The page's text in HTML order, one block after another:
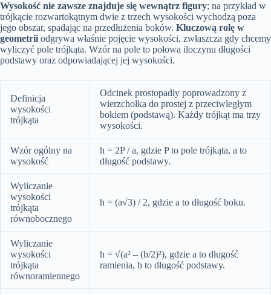
Wysokość nie zawsze znajduje się wewnątrz figury; na przykład w
trójkącie rozwartokątnym dwie z trzech wysokości wychodzą poza
jego obszar, spadając na przedłużenia boków. Kluczową rolę w
geometrii odgrywa właśnie pojęcie wysokości, zwłaszcza gdy chcemy
wyliczyć pole trójkąta. Wzór na pole to połowa iloczynu długości
podstawy oraz odpowiadającej jej wysokości.
Definicja
wysokości
trójkąta
Odcinek prostopadły poprowadzony z
wierzchołka do prostej z przeciwległym
bokiem (podstawą). Każdy trójkąt ma trzy
wysokości.
Wzór ogólny na
wysokość
h = 2P / a, gdzie P to pole trójkąta, a to
długość podstawy.
Wyliczanie
wysokości
trójkąta
równobocznego
h = (a√3) / 2, gdzie a to długość boku.
Wyliczanie
wysokości
trójkąta
równoramiennego
h = √(a² – (b/2)²), gdzie a to długość
ramienia, b to długość podstawy.